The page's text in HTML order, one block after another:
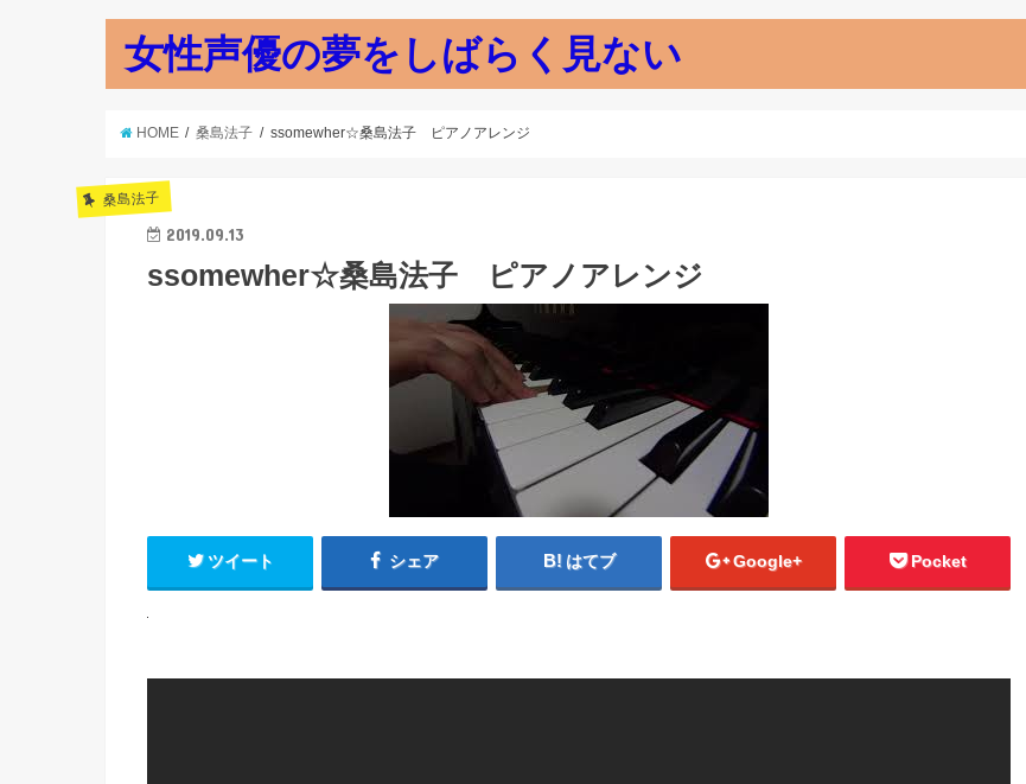
女性声優の夢をしばらく見ない
HOME 桑島法子 ssomewher☆桑島法子 ピアノアレンジ
桑島法子
2019.09.13
ssomewher☆桑島法子 ピアノアレンジ
ツイート シェア はてブ Google+ Pocket